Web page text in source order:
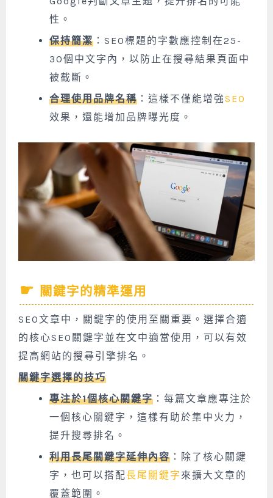
性。
保持簡潔 ：SEO標題的字數應控制在25-
30個中文字內，以防止在搜尋結果頁面中
被截斷。
合理使用品牌名稱 ：這樣不僅能增強SEO
效果，還能增加品牌曝光度。
關鍵字的精準運用
SEO文章中，關鍵字的使用至關重要。選擇合適
的核心SEO關鍵字並在文中適當使用，可以有效
提高網站的搜尋引擎排名。
關鍵字選擇的技巧
專注於1個核心關鍵字 ：每篇文章應專注於
一個核心關鍵字，這樣有助於集中火力，
提升搜尋排名。
利用長尾關鍵字延伸內容 ：除了核心關鍵
字，也可以搭配長尾關鍵字 來擴大文章的
覆蓋範圍。